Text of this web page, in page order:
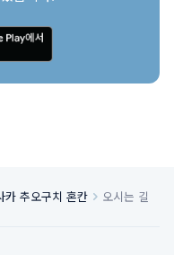
카 추오구치 혼칸 오시는 길